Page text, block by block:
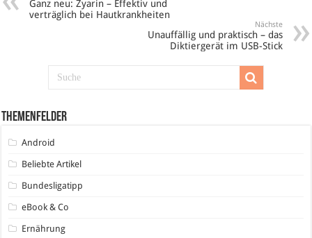
Ganz neu: Zyarin – Effektiv und
verträglich bei Hautkrankheiten
Nächste
Unauffällig und praktisch – das
Diktiergerät im USB-Stick
Themenfelder
Android
Beliebte Artikel
Bundesligatipp
eBook & Co
Ernährung